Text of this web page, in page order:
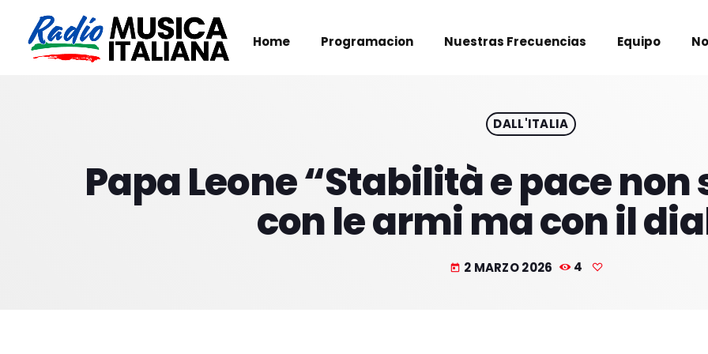
Home Programacion Nuestras Frecuencias Equipo
DALL'ITALIA
Papa Leone “Stabilità e pace
con le armi ma con il
today 2 MARZO 2026 4